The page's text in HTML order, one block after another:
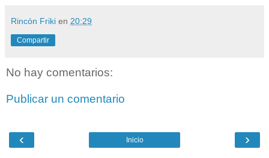
Rincón Friki en 20:29
Compartir
No hay comentarios:
Publicar un comentario
‹ ›
Inicio